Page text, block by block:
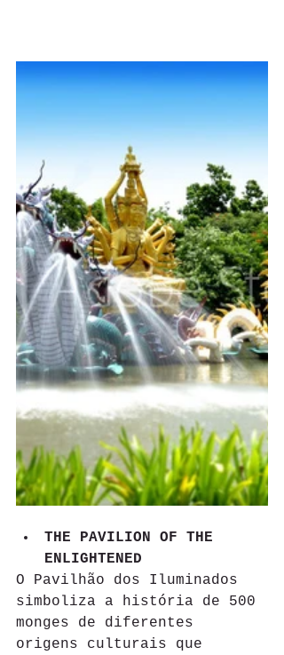
THE PAVILION OF THE
ENLIGHTENED
O Pavilhão dos Iluminados
simboliza a história de 500
monges de diferentes
origens culturais que